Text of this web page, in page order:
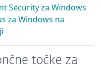
Security za Windows
za Windows na
točke za